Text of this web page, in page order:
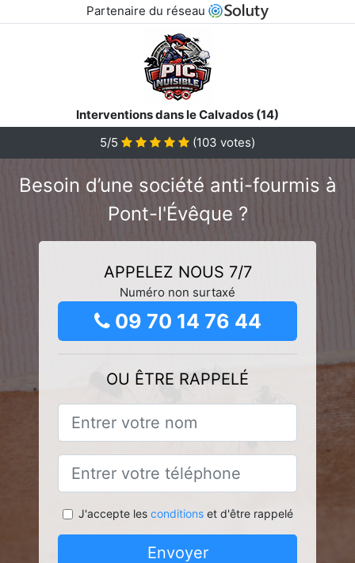
Partenaire du réseau
Interventions dans le Calvados (14)
5/5
(103 votes)
Besoin d’une société anti-fourmis à
Pont-l'Évêque ?
APPELEZ NOUS 7/7
Numéro non surtaxé
09 70 14 76 44
OU ÊTRE RAPPELÉ
J'accepte les conditionset d'être rappelé
Envoyer